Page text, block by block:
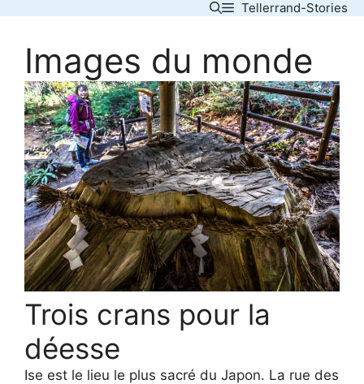
content
Tellerrand-Stories
Images du monde
Trois crans pour la
déesse
Ise est le lieu le plus sacré du Japon. La rue des